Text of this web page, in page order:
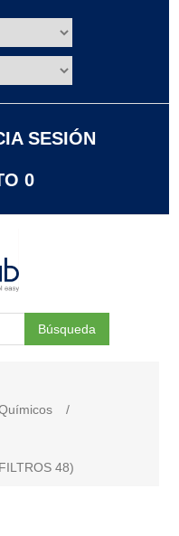
SESIÓN
0
Búsqueda
/
48)